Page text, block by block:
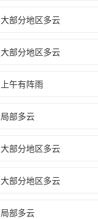
大部分地区多云
大部分地区多云
上午有阵雨
局部多云
大部分地区多云
大部分地区多云
局部多云